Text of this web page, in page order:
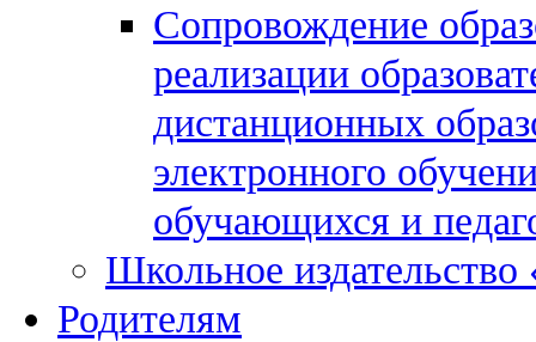
Сопровождение
реализации
дистанционных
электронного
обучающихся и
Школьное
Родителям